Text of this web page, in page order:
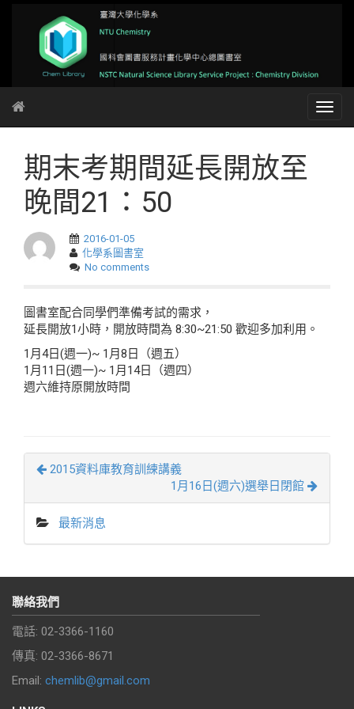
期末考期間延長開放至
晚間21：50
2016-01-05
化學系圖書室
No comments
圖書室配合同學們準備考試的需求，
延長開放1小時，開放時間為 8:30~21:50 歡迎多加利用。
1月4日(週一)~ 1月8日（週五）
1月11日(週一)~ 1月14日（週四）
週六維持原開放時間
2015資料庫教育訓練講義
1月16日(週六)選舉日閉館
最新消息
聯絡我們
電話: 02-3366-1160
傳真: 02-3366-8671
Email: chemlib@gmail.com